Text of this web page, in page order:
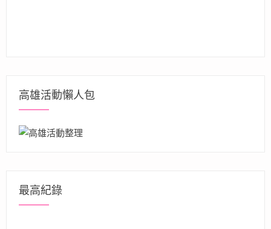
高雄活動懶人包
最高紀錄